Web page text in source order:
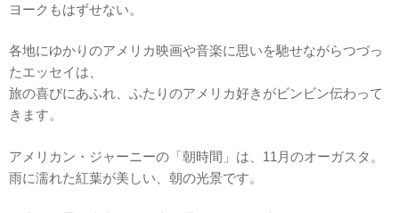
ヨークもはずせない。
各地にゆかりのアメリカ映画や音楽に思いを馳せながらつづっ
たエッセイは、
旅の喜びにあふれ、ふたりのアメリカ好きがビンビン伝わって
きます。
アメリカン・ジャーニーの「朝時間」は、11月のオーガスタ。
雨に濡れた紅葉が美しい、朝の光景です。